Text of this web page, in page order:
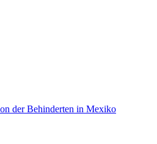
der Behinderten in Mexiko